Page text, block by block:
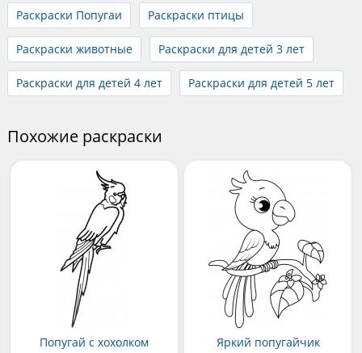
Раскраски Попугаи
Раскраски птицы
Раскраски животные Раскраски для детей 3 лет
Раскраски для детей 4 лет Раскраски для детей 5 лет
Похожие раскраски
Попугай с хохолком Яркий попугайчик